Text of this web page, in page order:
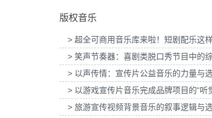
欢欣 (1)
跳跃地 (1)
活泼 (1)
为张家口京西智行科技BWI媒体3D动画科普
项目提供音乐版权
为伊利宫酪中规
版权音乐
> 超全可商用音乐库来啦！短剧配乐这
> 笑声节奏器：喜剧类脱口秀节目中的
> 以声传情：宣传片公益音乐的力量与
> 以游戏宣传片音乐完成品牌项目的“听
> 旅游宣传视频背景音乐的叙事逻辑与